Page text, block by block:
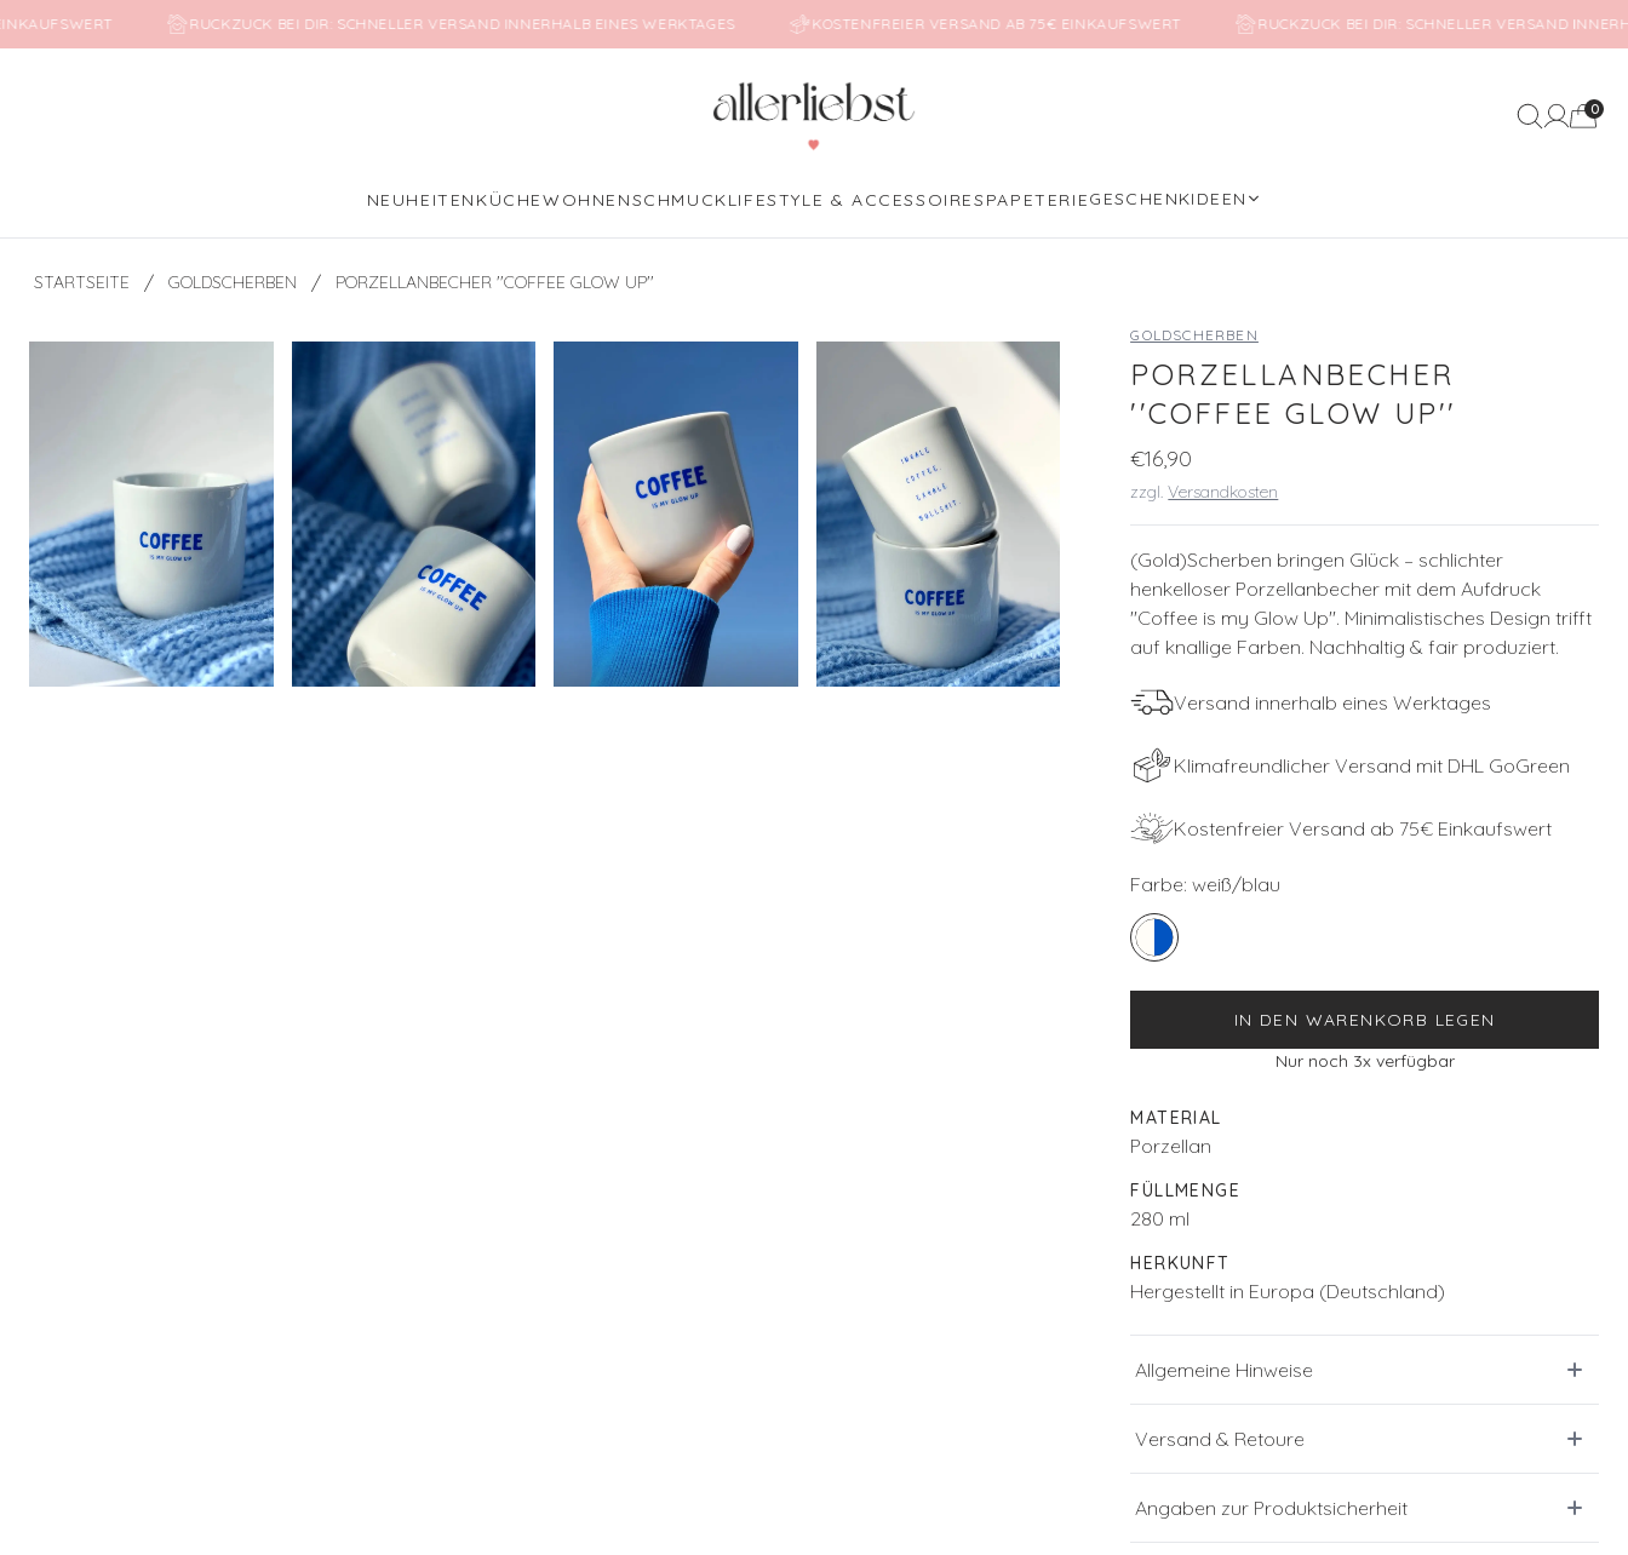
RUCKZUCK BEI DIR: SCHNELLER VERSAND INNERHALB EINES WERKTAGES KOSTENFREIER VERSAND AB 75€ EINKAUFSWERT RUCKZUCK BEI DIR: SCHNELLER VERSAND
0
NEUHEITEN KÜCHEWOHNENSCHMUCKLIFESTYLE & ACCESSOIRES PAPETERIEGESCHENKIDEEN
STARTSEITE / GOLDSCHERBEN / PORZELLANBECHER ''COFFEE GLOW UP''
GOLDSCHERBEN
PORZELLANBECHER
''COFFEE GLOW UP''
€16,90
zzgl.Versandkosten
(Gold)Scherben bringen Glück – schlichter
henkelloser Porzellanbecher mit dem Aufdruck
''Coffee is my Glow Up''. Minimalistisches Design trifft
auf knallige Farben. Nachhaltig & fair produziert.
Versand innerhalb eines Werktages
Klimafreundlicher Versand mit DHL GoGreen
Kostenfreier Versand ab 75€ Einkaufswert
Farbe: weiß/blau
IN DEN WARENKORB LEGEN
Nur noch 3x verfügbar
MATERIAL
Porzellan
FÜLLMENGE
280 ml
HERKUNFT
Hergestellt in Europa (Deutschland)
Allgemeine Hinweise
Versand & Retoure
Angaben zur Produktsicherheit